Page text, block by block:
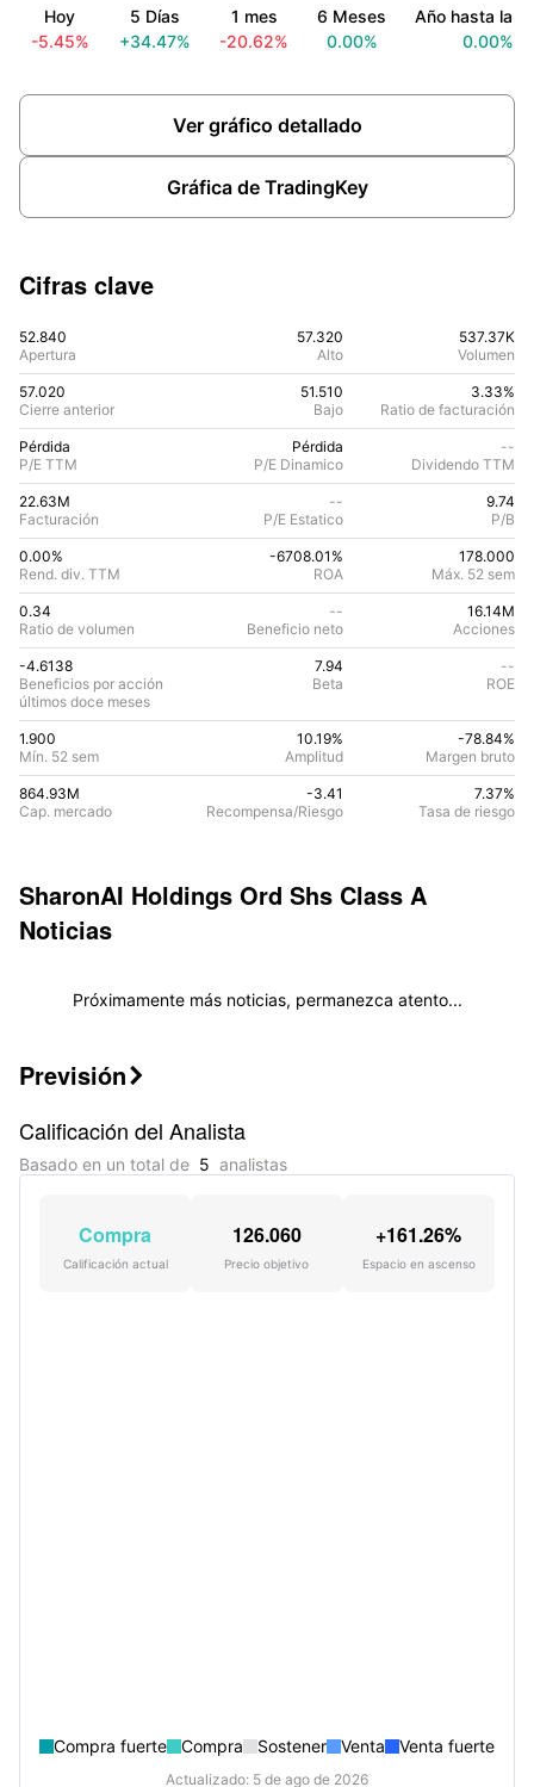
Ver gráfico detallado
Gráfica de TradingKey
Hoy
-5.45%
5 Días
+34.47%
1 mes
-20.62%
6 Meses
0.00%
Año hasta la
0.00%
Cifras clave
52.840
Apertura
57.320
Alto
537.37K
Volumen
Pérdida
P/E TTM
Pérdida
P/E Dinamico
--
Dividendo TTM
3.33%
Ratio de facturación
57.020
Cierre anterior
51.510
Bajo
22.63M
Facturación
--
P/E Estatico
9.74
P/B
0.00%
Rend. div. TTM
-6708.01 %
ROA
178.000
Máx. 52 sem
0.34
Ratio de volumen
--
Beneficio neto
16.14M
Acciones
-4.6138
Beneficios por acción
últimos doce meses
7.94
Beta
--
ROE
1.900
Mín. 52 sem
10.19%
Amplitud
-78.84%
Margen bruto
864.93M
Cap. mercado
-3.41
Recompensa/Riesgo
7.37%
Tasa de riesgo
SharonAI Holdings Ord Shs Class A
Noticias
Próximamente más noticias, permanezca atento...
Previsión 
Calificación del Analista
Basado en un total de 5 analistas
Compra
Calificación actual
126.060
Precio objetivo
+161.26%
Espacio en ascenso
Compra fuerte Compra Sostener Venta Venta fuerte
Actualizado: 5 de ago de 2026